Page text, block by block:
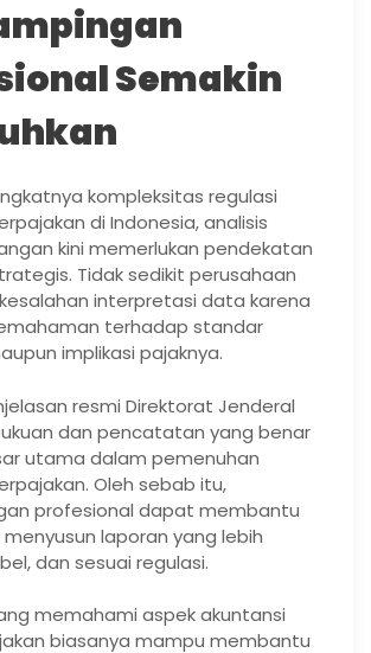
Semakin
kompleksitas regulasi
di Indonesia, analisis
kini memerlukan pendekatan
Tidak sedikit perusahaan
interpretasi data karena
terhadap standar
implikasi pajaknya.
resmi Direktorat Jenderal
dan pencatatan yang benar
utama dalam pemenuhan
Oleh sebab itu,
profesional dapat membantu
laporan yang lebih
dan sesuai regulasi.
memahami aspek akuntansi
biasanya mampu membantu